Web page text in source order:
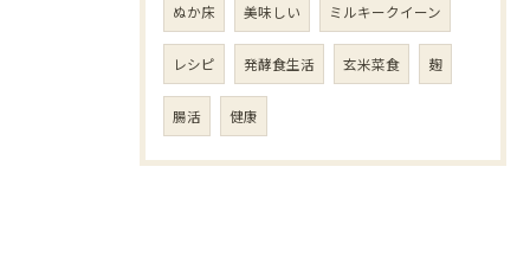
ぬか床 美味しい ミルキークイーン
レシピ 発酵食生活 玄米菜食 麹
腸活 健康